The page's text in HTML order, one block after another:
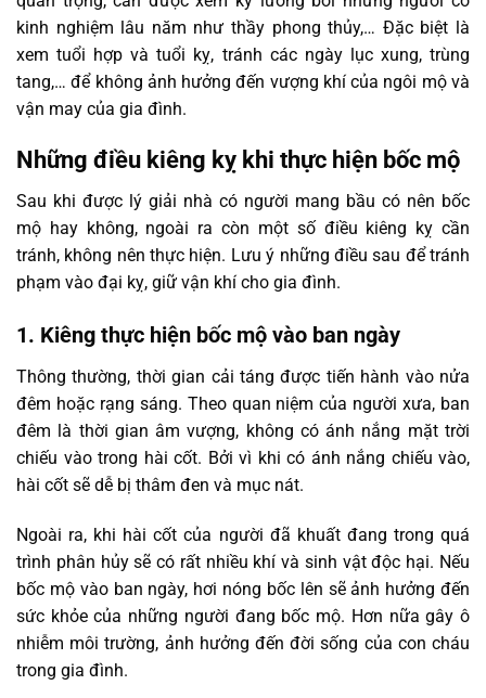
kinh nghiệm lâu năm như thầy phong thủy,… Đặc biệt là
xem tuổi hợp và tuổi kỵ, tránh các ngày lục xung, trùng
tang,… để không ảnh hưởng đến vượng khí của ngôi mộ và
vận may của gia đình.
Những điều kiêng kỵ khi thực hiện bốc mộ
Sau khi được lý giải nhà có người mang bầu có nên bốc
mộ hay không, ngoài ra còn một số điều kiêng kỵ cần
tránh, không nên thực hiện. Lưu ý những điều sau để tránh
phạm vào đại kỵ, giữ vận khí cho gia đình.
1. Kiêng thực hiện bốc mộ vào ban ngày
Thông thường, thời gian cải táng được tiến hành vào nửa
đêm hoặc rạng sáng. Theo quan niệm của người xưa, ban
đêm là thời gian âm vượng, không có ánh nắng mặt trời
chiếu vào trong hài cốt. Bởi vì khi có ánh nắng chiếu vào,
hài cốt sẽ dễ bị thâm đen và mục nát.
Ngoài ra, khi hài cốt của người đã khuất đang trong quá
trình phân hủy sẽ có rất nhiều khí và sinh vật độc hại. Nếu
bốc mộ vào ban ngày, hơi nóng bốc lên sẽ ảnh hưởng đến
sức khỏe của những người đang bốc mộ. Hơn nữa gây ô
nhiễm môi trường, ảnh hưởng đến đời sống của con cháu
trong gia đình.